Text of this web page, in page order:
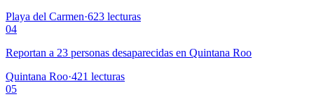
Playa del Carmen·623 lecturas
04
Reportan a 23 personas desaparecidas en Quintana Roo
Quintana Roo·421 lecturas
05